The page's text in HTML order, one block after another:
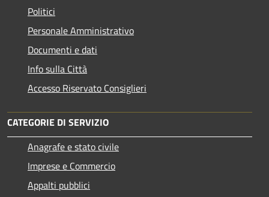
Politici
Personale Amministrativo
Documenti e dati
Info sulla Città
Accesso Riservato Consiglieri
CATEGORIE DI SERVIZIO
Anagrafe e stato civile
Imprese e Commercio
Appalti pubblici